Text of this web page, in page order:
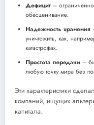
Дефицит –
обесценивание.
Надежность хранения
уничтожить, как,
катастрофах.
Простота передачи –
любую точку мира без
Эти характеристики
компаний, ищущих
капитала.